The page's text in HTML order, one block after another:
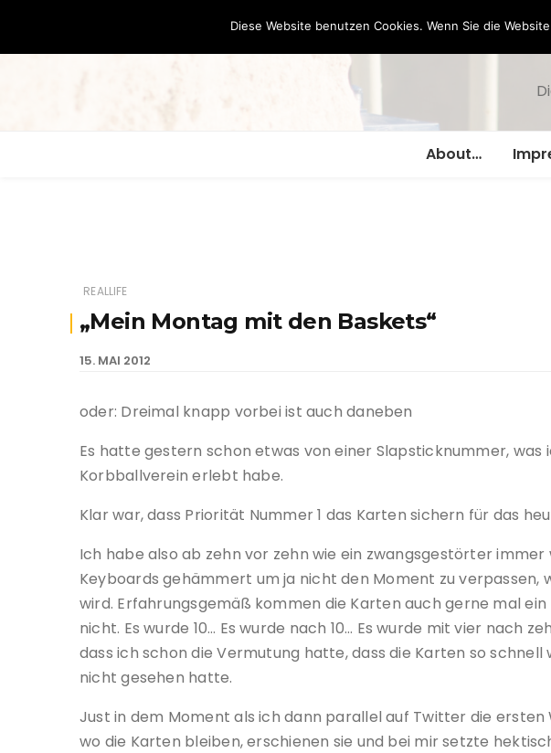
About…
REALLIFE
„Mein Montag mit den Baskets“
15. MAI 2012
oder: Dreimal knapp vorbei ist auch daneben
Es hatte gestern schon etwas von einer Slapsticknummer, was
Korbballverein erlebt habe.
Klar war, dass Priorität Nummer 1 das Karten sichern für das
Ich habe also ab zehn vor zehn wie ein zwangsgestörter
Keyboards gehämmert um ja nicht den Moment zu verpassen,
wird. Erfahrungsgemäß kommen die Karten auch gerne mal
nicht. Es wurde 10… Es wurde nach 10… Es wurde mit vier nach
dass ich schon die Vermutung hatte, dass die Karten so schnell
nicht gesehen hatte.
Just in dem Moment als ich dann parallel auf Twitter die
wo die Karten bleiben, erschienen sie und bei mir setzte
Diese Website benutzen Cookies. Wenn Sie die